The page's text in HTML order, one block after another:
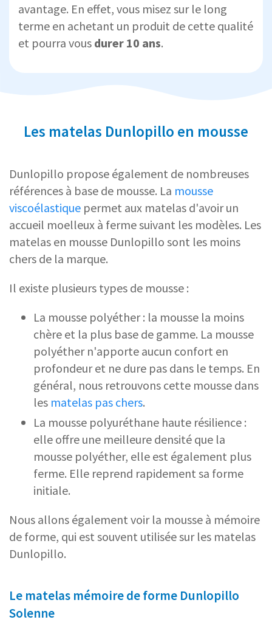
avantage. En effet, vous misez sur le long
terme en achetant un produit de cette qualité
et pourra vous durer 10 ans.
Les matelas Dunlopillo en mousse
Dunlopillo propose également de nombreuses
références à base de mousse. La mousse
viscoélastique permet aux matelas d'avoir un
accueil moelleux à ferme suivant les modèles. Les
matelas en mousse Dunlopillo sont les moins
chers de la marque.
Il existe plusieurs types de mousse :
La mousse polyéther : la mousse la moins
chère et la plus base de gamme. La mousse
polyéther n'apporte aucun confort en
profondeur et ne dure pas dans le temps. En
général, nous retrouvons cette mousse dans
les matelas pas chers.
La mousse polyuréthane haute résilience :
elle offre une meilleure densité que la
mousse polyéther, elle est également plus
ferme. Elle reprend rapidement sa forme
initiale.
Nous allons également voir la mousse à mémoire
de forme, qui est souvent utilisée sur les matelas
Dunlopillo.
Le matelas mémoire de forme Dunlopillo
Solenne